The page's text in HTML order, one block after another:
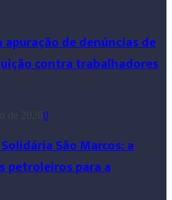
de denúncias de
contra trabalhadores
0
São Marcos: a
petroleiros para a